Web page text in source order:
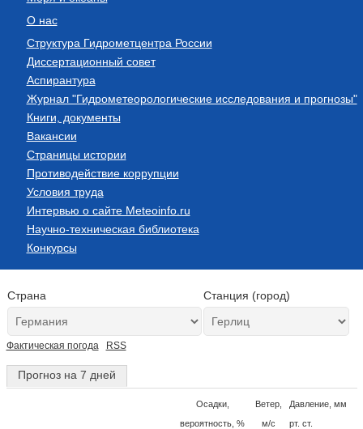
О нас
Структура Гидрометцентра России
Диссертационный совет
Аспирантура
Журнал "Гидрометеорологические исследования и прогнозы"
Книги, документы
Вакансии
Страницы истории
Противодействие коррупции
Условия труда
Интервью о сайте Meteoinfo.ru
Научно-техническая библиотека
Конкурсы
Страна Станция (город)
Фактическая погода RSS
Прогноз на 7 дней
Осадки,
вероятность, %
Ветер,
м/с
Давление, мм
рт. ст.